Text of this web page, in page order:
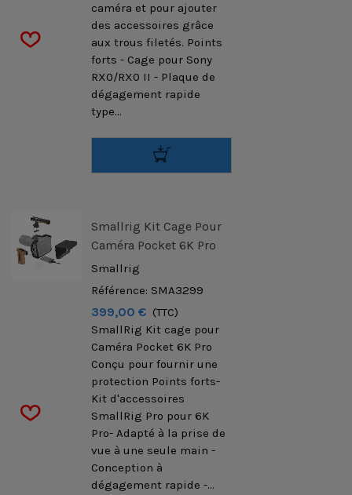
caméra et pour ajouter
des accessoires grâce
aux trous filetés. Points
forts - Cage pour Sony
RX0/RX0 II - Plaque de
dégagement rapide
type...
Smallrig Kit Cage Pour
Caméra Pocket 6K Pro
Smallrig
Référence: SMA3299
399,00 € (TTC)
SmallRig Kit cage pour
Caméra Pocket 6K Pro
Conçu pour fournir une
protection Points forts-
Kit d'accessoires
SmallRig Pro pour 6K
Pro- Adapté à la prise de
vue à une seule main -
Conception à
dégagement rapide -...